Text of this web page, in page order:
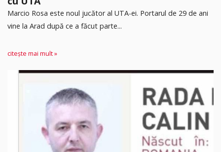
Marcio Rosa este noul jucător al UTA-ei. Portarul de 29 de ani
vine la Arad după ce a făcut parte...
citește mai mult »